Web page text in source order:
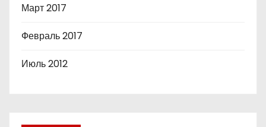
Март 2017
Февраль 2017
Июль 2012